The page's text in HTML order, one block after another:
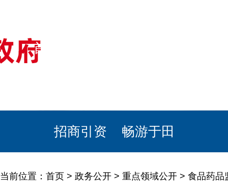
首页
招商引资 畅游于田
当前位置： 首页 > 政务公开 > 重点领域公开 > 食品药品